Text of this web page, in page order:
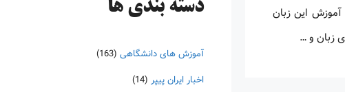
آموزش این زبان
زبان و …
دسته‌ بندی ها
آموزش های دانشگاهی (163)
اخبار ایران پیپر (14)